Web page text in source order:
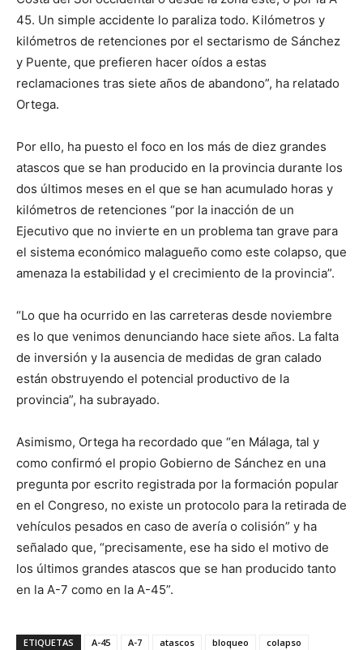
45. Un simple accidente lo paraliza todo. Kilómetros y
kilómetros de retenciones por el sectarismo de Sánchez
y Puente, que prefieren hacer oídos a estas
reclamaciones tras siete años de abandono”, ha relatado
Ortega.
Por ello, ha puesto el foco en los más de diez grandes
atascos que se han producido en la provincia durante los
dos últimos meses en el que se han acumulado horas y
kilómetros de retenciones “por la inacción de un
Ejecutivo que no invierte en un problema tan grave para
el sistema económico malagueño como este colapso, que
amenaza la estabilidad y el crecimiento de la provincia”.
“Lo que ha ocurrido en las carreteras desde noviembre
es lo que venimos denunciando hace siete años. La falta
de inversión y la ausencia de medidas de gran calado
están obstruyendo el potencial productivo de la
provincia”, ha subrayado.
Asimismo, Ortega ha recordado que “en Málaga, tal y
como confirmó el propio Gobierno de Sánchez en una
pregunta por escrito registrada por la formación popular
en el Congreso, no existe un protocolo para la retirada de
vehículos pesados en caso de avería o colisión” y ha
señalado que, “precisamente, ese ha sido el motivo de
los últimos grandes atascos que se han producido tanto
en la A-7 como en la A-45”.
ETIQUETAS A-45 A-7 atascos bloqueo
colapso